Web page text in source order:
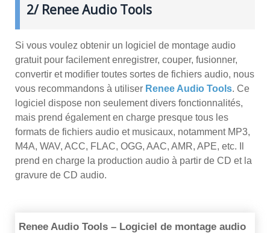
2/ Renee Audio Tools
Si vous voulez obtenir un logiciel de montage audio
gratuit pour facilement enregistrer, couper, fusionner,
convertir et modifier toutes sortes de fichiers audio, nous
vous recommandons à utiliser Renee Audio Tools. Ce
logiciel dispose non seulement divers fonctionnalités,
mais prend également en charge presque tous les
formats de fichiers audio et musicaux, notamment MP3,
M4A, WAV, ACC, FLAC, OGG, AAC, AMR, APE, etc. Il
prend en charge la production audio à partir de CD et la
gravure de CD audio.
Renee Audio Tools – Logiciel de montage audio